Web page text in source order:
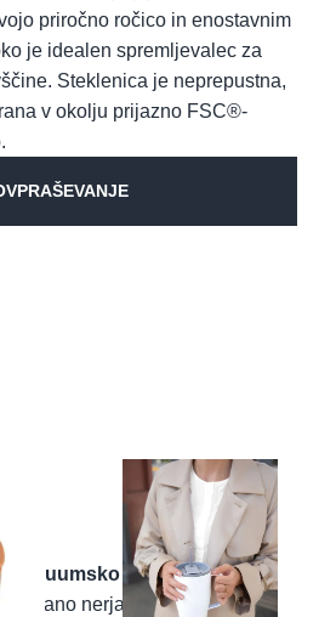
priročno ročico in enostavnim
je idealen spremljevalec za
Steklenica je neprepustna,
v okolju prijazno FSC®-
vakuumsko izolacijo
nerjaveče jeklo